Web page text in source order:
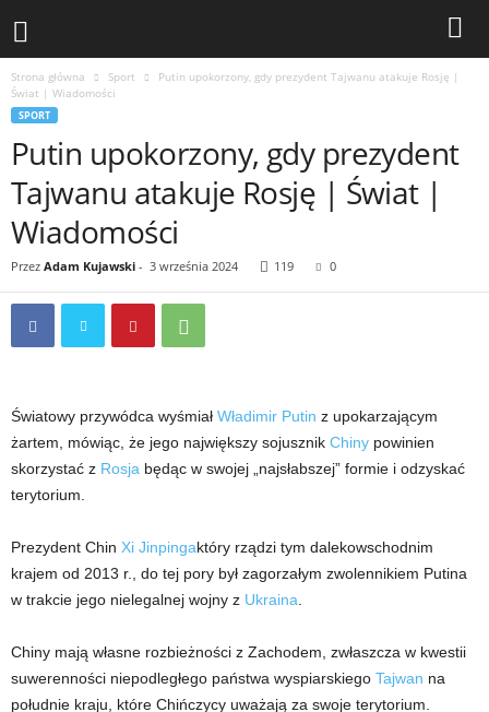
Strona główna Sport
Putin upokorzony, gdy prezydent Tajwanu atakuje Rosję |
Świat | Wiadomości
SPORT
Putin upokorzony, gdy prezydent
Tajwanu atakuje Rosję | Świat |
Wiadomości
Przez Adam Kujawski - 3 września 2024 119 0
Światowy przywódca wyśmiał Władimir Putin z upokarzającym
żartem, mówiąc, że jego największy sojusznik Chiny powinien
skorzystać z Rosja będąc w swojej „najsłabszej” formie i odzyskać
terytorium.
Prezydent Chin Xi Jinpingaktóry rządzi tym dalekowschodnim
krajem od 2013 r., do tej pory był zagorzałym zwolennikiem Putina
w trakcie jego nielegalnej wojny z Ukraina
Chiny mają własne rozbieżności z Zachodem, zwłaszcza w kwestii
suwerenności niepodległego państwa wyspiarskiego Tajwan na
południe kraju, które Chińczycy uważają za swoje terytorium.